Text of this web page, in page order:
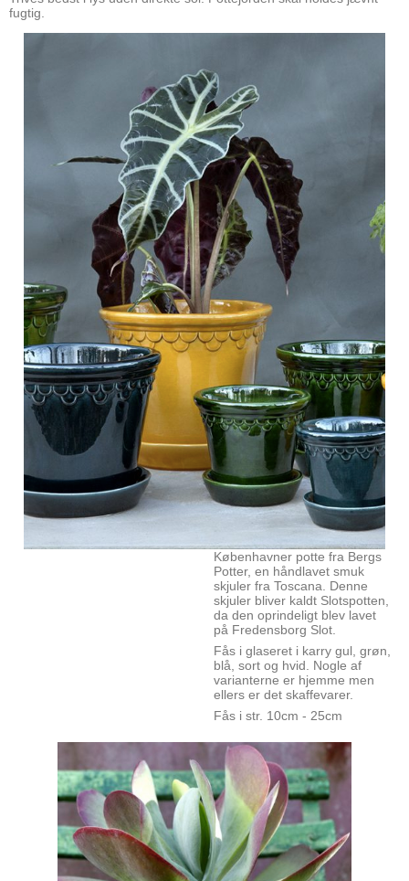
fugtig.
Københavner potte fra Bergs
Potter, en håndlavet smuk
skjuler fra Toscana. Denne
skjuler bliver kaldt Slotspotten,
da den oprindeligt blev lavet
på Fredensborg Slot.
Fås i glaseret i karry gul, grøn,
blå, sort og hvid. Nogle af
varianterne er hjemme men
ellers er det skaffevarer.
Fås i str. 10cm - 25cm